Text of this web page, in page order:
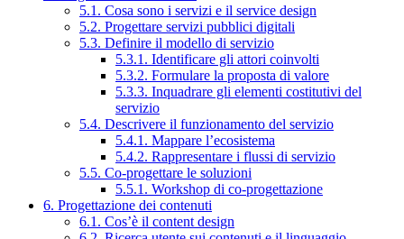
5.1. Cosa sono i servizi e il service design
5.2. Progettare servizi pubblici digitali
5.3. Definire il modello di servizio
5.3.1. Identificare gli attori coinvolti
5.3.2. Formulare la proposta di valore
5.3.3. Inquadrare gli elementi costitutivi del
servizio
5.4. Descrivere il funzionamento del servizio
5.4.1. Mappare l’ecosistema
5.4.2. Rappresentare i flussi di servizio
5.5. Co-progettare le soluzioni
5.5.1. Workshop di co-progettazione
6. Progettazione dei contenuti
6.1. Cos’è il content design